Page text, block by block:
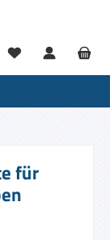
für